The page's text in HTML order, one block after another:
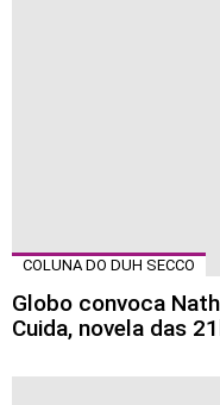
COLUNA DO DUH SECCO
Globo convoca
Cuida, novela das